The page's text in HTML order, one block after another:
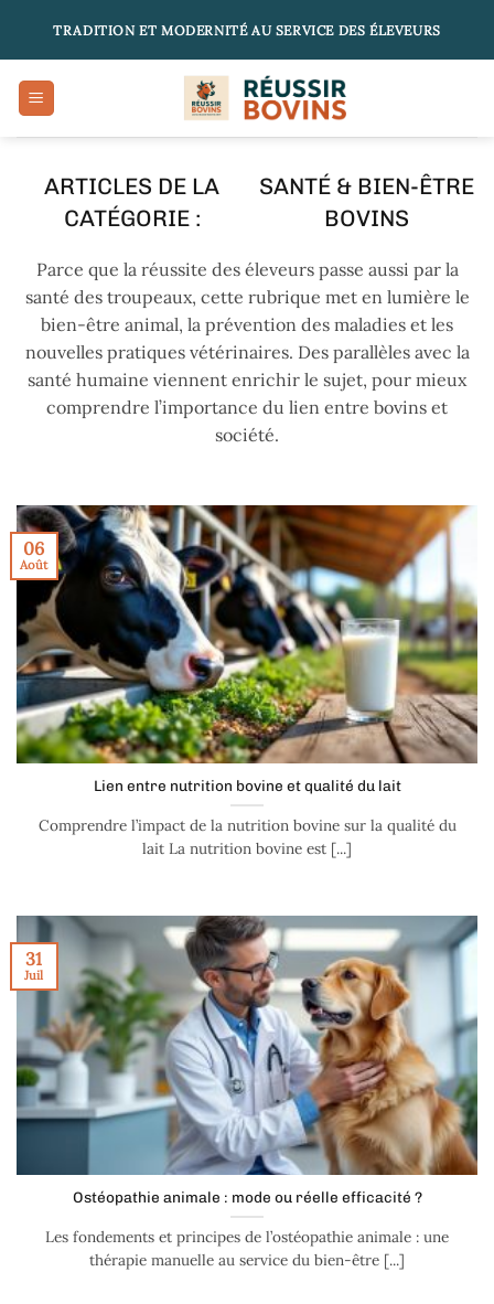
TRADITION ET MODERNITÉ AU SERVICE DES ÉLEVEURS
SANTÉ & BIEN-ÊTRE
BOVINS
Parce que la réussite des éleveurs passe aussi par la
santé des troupeaux, cette rubrique met en lumière le
bien-être animal, la prévention des maladies et les
nouvelles pratiques vétérinaires. Des parallèles avec la
santé humaine viennent enrichir le sujet, pour mieux
comprendre l’importance du lien entre bovins et
société.
Lien entre nutrition bovine et qualité du lait
Comprendre l’impact de la nutrition bovine sur la qualité du
lait La nutrition bovine est [...]
06
Août
Ostéopathie animale : mode ou réelle efficacité ?
Les fondements et principes de l’ostéopathie animale : une
thérapie manuelle au service du bien-être [...]
31
Juil